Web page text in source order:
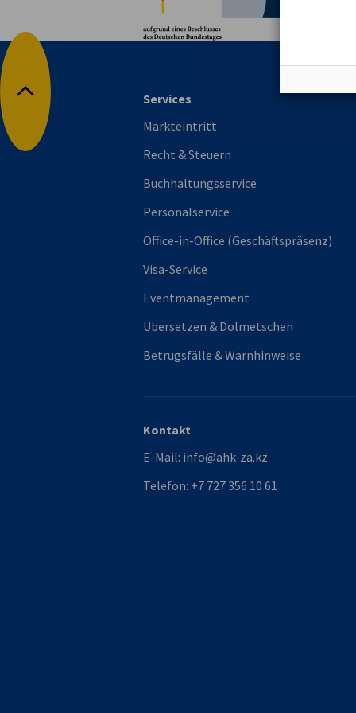
Nach oben
Services
Markteintritt
Recht & Steuern
Buchhaltungsservice
Personalservice
Office-in-Office (Geschäftspräsenz)
Visa-Service
Eventmanagement
Übersetzen & Dolmetschen
Betrugsfälle & Warnhinweise
Kontakt
E-Mail: info@ahk-za.kz
Telefon: +7 727 356 10 61